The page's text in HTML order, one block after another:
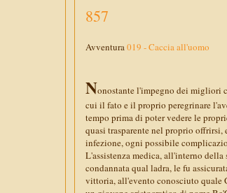
857
Avventura019 - Caccia all'uomo
Nonostante l'impegno dei migliori
cui il fato e il proprio peregrinare
tempo prima di poter vedere le
quasi trasparente nel proprio
infezione, ogni possibile
L'assistenza medica, all'interno della
condannata qual ladra, le fu
vittoria, all'evento conosciuto quale